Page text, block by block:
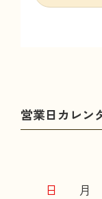
日 月